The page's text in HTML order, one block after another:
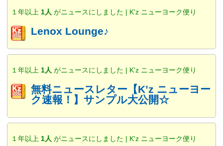
１年以上 1人 がニュースにしました | K'z ニューヨーク便り
Lenox Lounge♪
１年以上 1人 がニュースにしました | K'z ニューヨーク便り
無料ニュースレター【K’z ニューヨー
ク速報！】サンプル大公開☆
１年以上 1人 がニュースにしました | K'z ニューヨーク便り